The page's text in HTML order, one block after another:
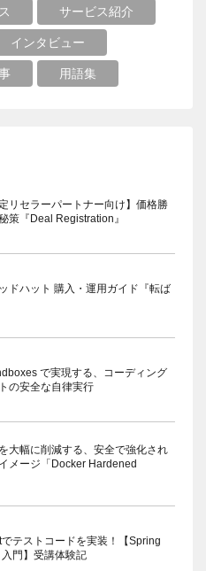
サービス紹介
インタビュー
用語集
定リセラーパートナー向け】価格勝
策『Deal Registration』
ッドハット 購入・運用ガイド『転ば
で実現する、コーディング
の安全な自律実行
大幅に削減する、安全で強化され
メージ「Docker Hardened
テストコードを実装！【Spring
門】受講体験記